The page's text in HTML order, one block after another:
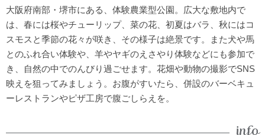
大阪府南部・堺市にある、体験農業型公園。広大な敷地内で
は、春には桜やチューリップ、菜の花、初夏はバラ、秋にはコ
スモスと季節の花々が咲き、その様子は絶景です。また犬や馬
とのふれ合い体験や、羊やヤギのえさやり体験などにも参加で
き、自然の中でのんびり過ごせます。花畑や動物の撮影でSNS
映えを狙ってみましょう。お腹がすいたら、併設のバーベキュ
ーレストランやピザ工房で腹ごしらえを。